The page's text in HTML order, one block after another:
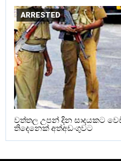
ARRESTED
වත්තල උපන් දින සාදයකට
තිදෙනෙක් අත්අඩංගුවට